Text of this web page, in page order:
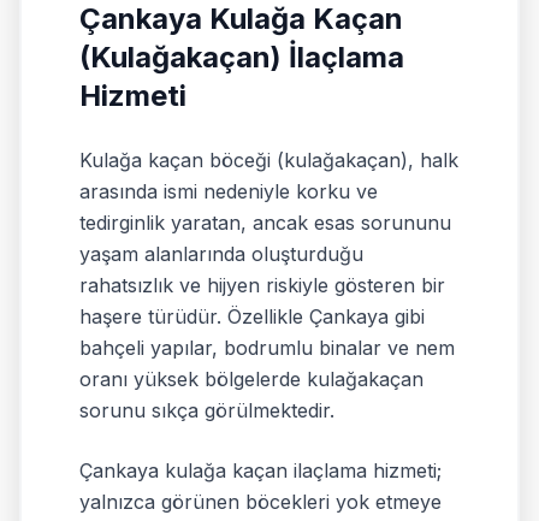
Çankaya Kulağa Kaçan
(Kulağakaçan) İlaçlama
Hizmeti
Kulağa kaçan böceği (kulağakaçan), halk
arasında ismi nedeniyle korku ve
tedirginlik yaratan, ancak esas sorununu
yaşam alanlarında oluşturduğu
rahatsızlık ve hijyen riskiyle gösteren bir
haşere türüdür. Özellikle Çankaya gibi
bahçeli yapılar, bodrumlu binalar ve nem
oranı yüksek bölgelerde kulağakaçan
sorunu sıkça görülmektedir.
Çankaya kulağa kaçan ilaçlama hizmeti;
yalnızca görünen böcekleri yok etmeye